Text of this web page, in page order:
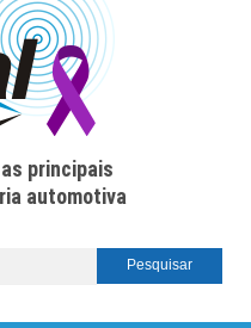
principais
automotiva